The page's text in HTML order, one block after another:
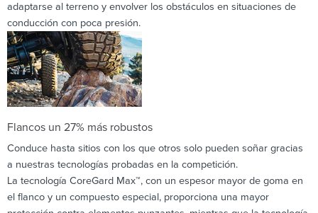
adaptarse al terreno y envolver los obstáculos en situaciones de
conducción con poca presión.
Flancos un 27% más robustos
Conduce hasta sitios con los que otros solo pueden soñar gracias
a nuestras tecnologías probadas en la competición.
La tecnología CoreGard Max™, con un espesor mayor de goma en
el flanco y un compuesto especial, proporciona una mayor